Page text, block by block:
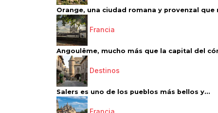
Orange, una ciudad romana y provenzal que
Francia
Angoulême, mucho más que la capital del
Destinos
Salers es uno de los pueblos más bellos y...
Francia